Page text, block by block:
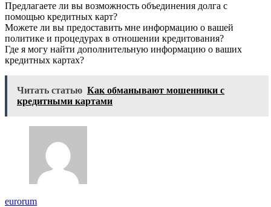
Предлагаете ли вы возможность объединения долга с
помощью кредитных карт?
Можете ли вы предоставить мне информацию о вашей
политике и процедурах в отношении кредитования?
Где я могу найти дополнительную информацию о ваших
кредитных картах?
Читать статью Как обманывают мошенники с
кредитными картами
eurorum